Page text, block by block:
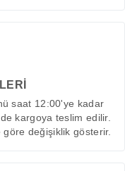
saat 12:00'ye kadar
kargoya teslim edilir.
değişiklik gösterir.